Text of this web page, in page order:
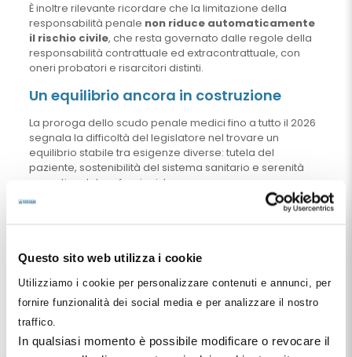
Questo sito web utilizza i cookie
Utilizziamo i cookie per personalizzare contenuti e annunci, per
fornire funzionalità dei social media e per analizzare il nostro
traffico.
In qualsiasi momento è possibile modificare o revocare il
È inoltre rilevante ricordare che la limitazione della
responsabilità penale non riduce automaticamente
il rischio civile, che resta governato dalle regole della
responsabilità contrattuale ed extracontrattuale, con
oneri probatori e risarcitori distinti.
Un equilibrio ancora in costruzione
La proroga dello scudo penale medici fino a tutto il 2026
segnala la difficoltà del legislatore nel trovare un
equilibrio stabile tra esigenze diverse: tutela del
paziente, sostenibilità del sistema sanitario e serenità
operativa del professionista.
Dal punto di vista gestionale, per il dentista e per chi
maggiore protezione, ma non sostituisce una corretta
dello studio o della struttura.
In attesa della riforma organica, la proroga rappresenta
una misura di continuità che riduce l’incertezza sul breve
periodo, ma non elimina la necessità di un approccio